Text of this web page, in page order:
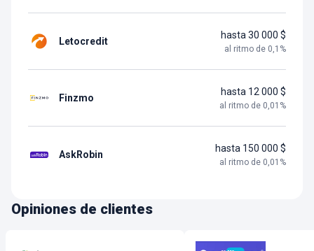
Letocredit
hasta 30 000 $
al ritmo de 0,1 %
Finzmo
hasta 12 000 $
al ritmo de 0,01 %
AskRobin
hasta 150 000 $
al ritmo de 0,01 %
Opiniones de clientes